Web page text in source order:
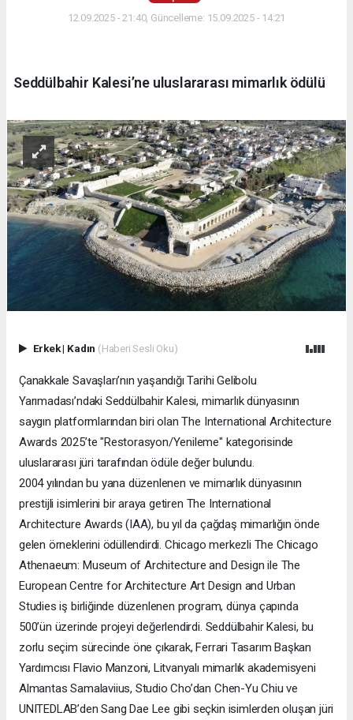
12.09.2025 - 21:40, Güncelleme: 15.09.2025 - 14:21
Seddülbahir Kalesi’ne uluslararası mimarlık ödülü
Erkek| Kadın (Haberi Sesli Oku)
Çanakkale Savaşları’nın yaşandığı Tarihi Gelibolu
Yarımadası’ndaki Seddülbahir Kalesi, mimarlık dünyasının
saygın platformlarından biri olan The International Architecture
Awards 2025’te "Restorasyon/Yenileme" kategorisinde
uluslararası jüri tarafından ödüle değer bulundu.
2004 yılından bu yana düzenlenen ve mimarlık dünyasının
prestijli isimlerini bir araya getiren The International
Architecture Awards (IAA), bu yıl da çağdaş mimarlığın önde
gelen örneklerini ödüllendirdi. Chicago merkezli The Chicago
Athenaeum: Museum of Architecture and Design ile The
European Centre for Architecture Art Design and Urban
Studies iş birliğinde düzenlenen program, dünya çapında
500’ün üzerinde projeyi değerlendirdi. Seddülbahir Kalesi, bu
zorlu seçim sürecinde öne çıkarak, Ferrari Tasarım Başkan
Yardımcısı Flavio Manzoni, Litvanyalı mimarlık akademisyeni
Almantas Samalaviius, Studio Cho’dan Chen-Yu Chiu ve
UNITEDLAB’den Sang Dae Lee gibi seçkin isimlerden oluşan jüri